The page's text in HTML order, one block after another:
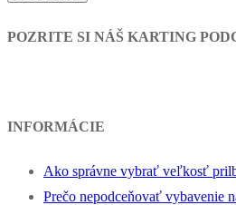
POZRITE SI NÁŠ KARTING
INFORMÁCIE
Ako správne vybrať veľkosť
Prečo nepodceňovať vybavenie